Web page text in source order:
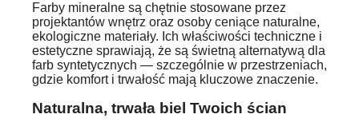
Farby mineralne są chętnie stosowane przez
projektantów wnętrz oraz osoby ceniące naturalne,
ekologiczne materiały. Ich właściwości techniczne i
estetyczne sprawiają, że są świetną alternatywą dla
farb syntetycznych — szczególnie w przestrzeniach,
gdzie komfort i trwałość mają kluczowe znaczenie.
Naturalna, trwała biel Twoich ścian